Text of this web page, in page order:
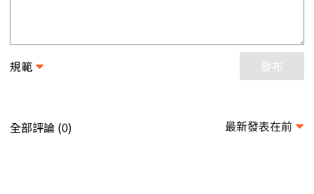
規範 發布
全部評論 (0) 最新發表在前